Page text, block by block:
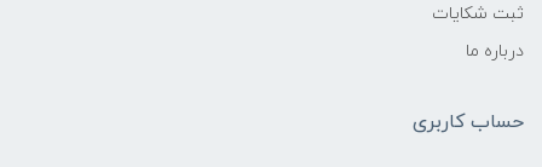
ثبت شکایات
درباره ما
حساب کاربری